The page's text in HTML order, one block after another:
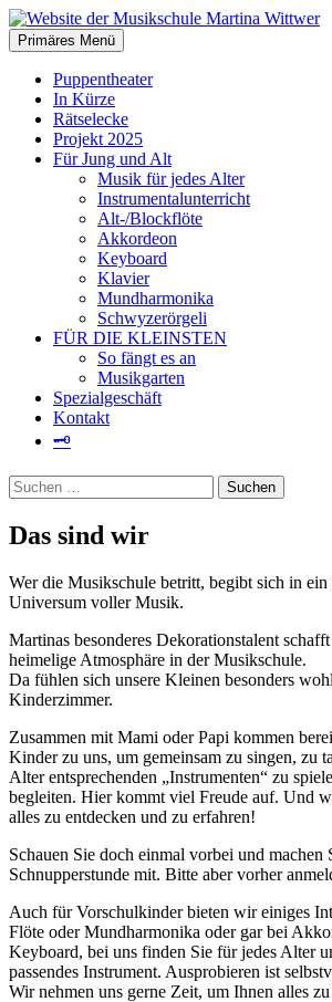
Zum
Inhalt
springen
Website der
Martina Wittwer
Suchen
Primäres Menü
Puppentheater
In Kürze
Rätselecke
Projekt 2025
Für Jung und Alt
Musik für jedes Alter
Instrumentalunterricht
Alt-/Blockflöte
Akkordeon
Keyboard
Klavier
Mundharmonika
Schwyzerörgeli
FÜR DIE KLEINSTEN
So fängt es an
Musikgarten
Spezialgeschäft
Kontakt
🗝
Suchen
nach:
Das sind wir
Wer die Musikschule betritt, begibt sich in ein
Universum voller Musik.
Martinas besonderes Dekorationstalent
heimelige Atmosphäre in der Musikschule.
Da fühlen sich unsere Kleinen besonders
Kinderzimmer.
Zusammen mit Mami oder Papi kommen
Kinder zu uns, um gemeinsam zu singen, zu
Alter entsprechenden „Instrumenten“ zu
begleiten. Hier kommt viel Freude auf. Und
alles zu entdecken und zu erfahren!
Schauen Sie doch einmal vorbei und machen
Schnupperstunde mit. Bitte aber vorher
Auch für Vorschulkinder bieten wir einiges
Flöte oder Mundharmonika oder gar bei
Keyboard, bei uns finden Sie für jedes Alter
passendes Instrument. Ausprobieren ist
Wir nehmen uns gerne Zeit, um Ihnen alles